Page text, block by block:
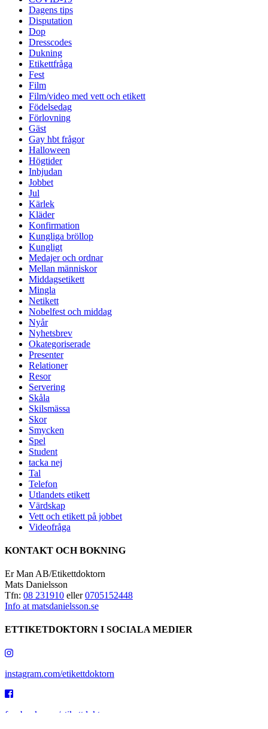
Dagens tips
Disputation
Dop
Dresscodes
Dukning
Etikettfråga
Fest
Film
Film/video med vett och etikett
Födelsedag
Förlovning
Gäst
Gay hbt frågor
Halloween
Högtider
Inbjudan
Jobbet
Jul
Kärlek
Kläder
Konfirmation
Kungliga bröllop
Kungligt
Medajer och ordnar
Mellan människor
Middagsetikett
Mingla
Netikett
Nobelfest och middag
Nyår
Nyhetsbrev
Okategoriserade
Presenter
Relationer
Resor
Servering
Skåla
Skilsmässa
Skor
Smycken
Spel
Student
tacka nej
Tal
Telefon
Utlandets etikett
Värdskap
Vett och etikett på jobbet
Videofråga
KONTAKT OCH BOKNING
Er Man AB/Etikettdoktorn
Mats Danielsson
Tfn: 08 231910 eller0705152448
Info at matsdanielsson.se
ETTIKETDOKTORN I SOCIALA MEDIER
instagram.com/etikettdoktorn
facebook.com/etikettdoktorn